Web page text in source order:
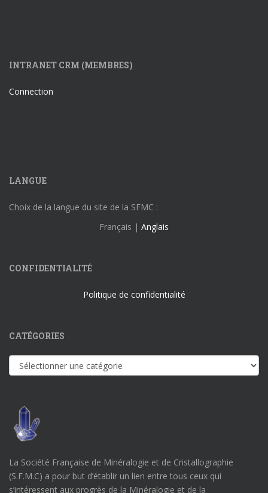
INTRANET CRM (MEMBRES)
Connection
LANGUE
Choix de la langue du site de la SFMC :
Français | Anglais
CONFIDENTIALITÉ
Politique de confidentialité
CATÉGORIES
Catégories
La Société Française de Minéralogie et de Cristallographie
(S.F.M.C) a pour but d’établir un lien entre tous ceux qui
s’intéressent aux progrès de la Minéralogie et de la